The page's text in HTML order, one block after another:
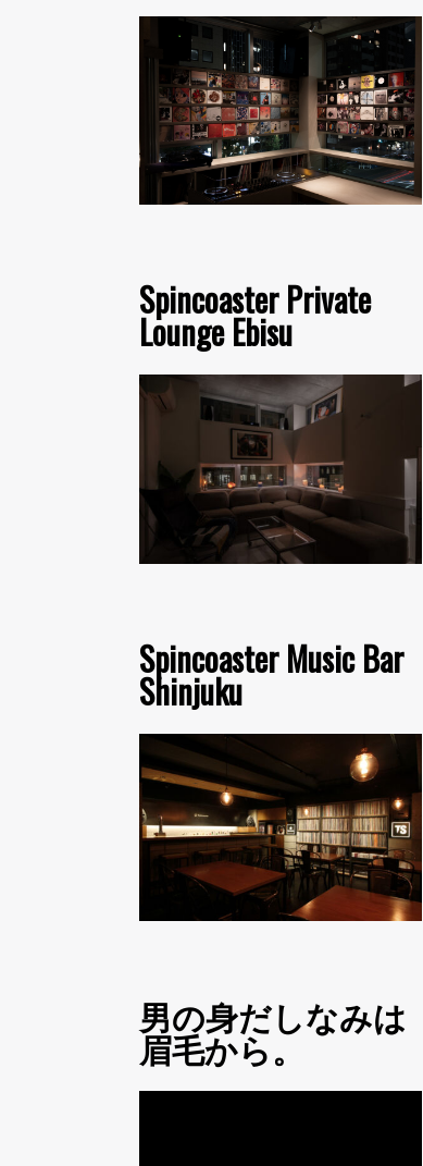
Spincoaster Private
Lounge Ebisu
Spincoaster Music Bar
Shinjuku
男の身だしなみは
眉毛から。